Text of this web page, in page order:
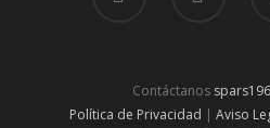
Contáctanos
Política de Privacidad | Aviso